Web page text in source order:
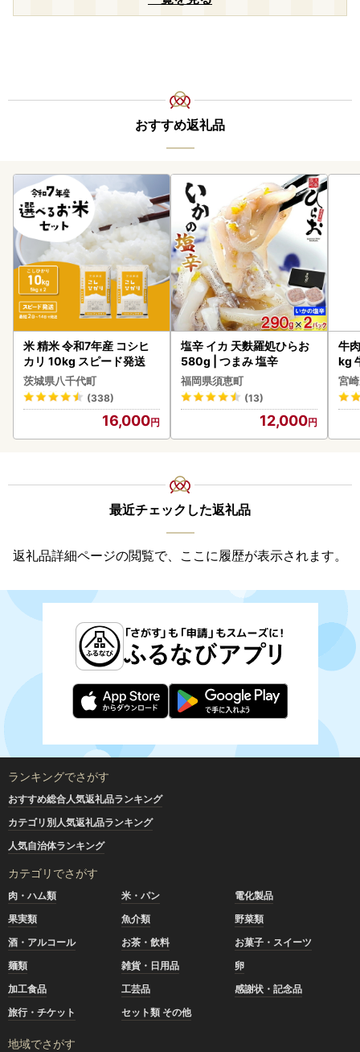
おすすめ返礼品
米 精米 令和7年産 コシヒ
カリ 10kg スピード発送
茨城県八千代町
(338)
16,000
塩辛 イカ 天麩羅処ひらお
580g | つまみ 塩辛
福岡県須恵町
(13)
12,000
牛肉 宮崎牛 赤身＆霜
kg
kg-
宮
最近チェックした返礼品
返礼品詳細ページの閲覧で、ここに履歴が表示されます。
ランキングでさがす
おすすめ総合人気返礼品ランキング
カテゴリ別人気返礼品ランキング
人気自治体ランキング
カテゴリでさがす
肉・ハム類 米・パン
電化製品
果実類
魚介類
野菜類
酒・アルコール
お茶・飲料
お菓子・スイーツ
麺類
雑貨・日用品
卵
加工食品
工芸品
感謝状・記念品
旅行・チケット
セット類 その他
地域でさがす